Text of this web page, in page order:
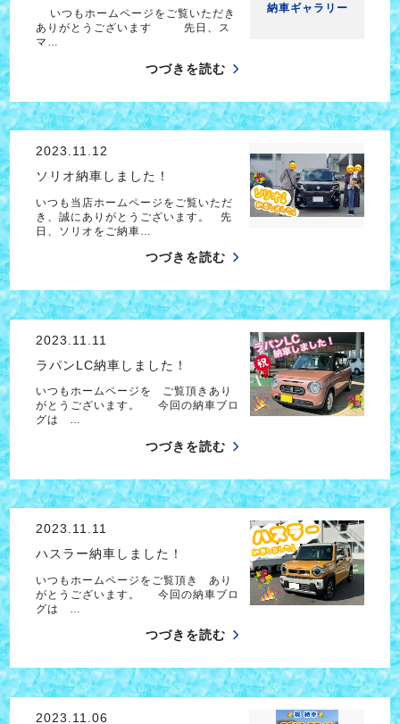
いつもホームページをご覧いただき
ありがとうございます 先日、ス
マ…
つづきを読む
納車ギャラリー
2023.11.12
ソリオ納車しました！
いつも当店ホームページをご覧いただ
き、誠にありがとうございます。 先
日、ソリオをご納車…
つづきを読む
2023.11.11
ラパンLC納車しました！
いつもホームページを ご覧頂きあり
がとうございます。 今回の納車ブロ
グは …
つづきを読む
2023.11.11
ハスラー納車しました！
いつもホームページをご覧頂き あり
がとうございます。 今回の納車ブロ
グは …
つづきを読む
2023.11.06